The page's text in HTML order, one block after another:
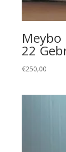
Meybo
22
€250,00